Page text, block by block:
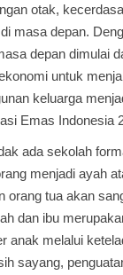
otak,
masa depan.
depan dimulai
untuk
keluarga
Emas Indonesia
ada sekolah
menjadi ayah
orang tua akan
dan ibu
anak melalui
sayang,